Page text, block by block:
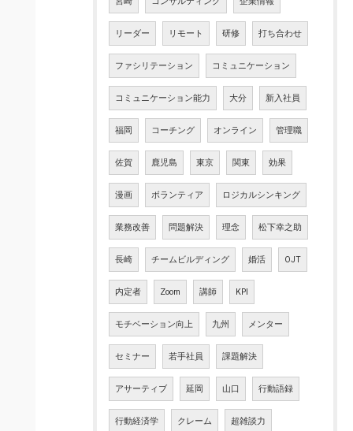
リーダー リモート 研修 打ち合わせ
ファシリテーション コミュニケーション
コミュニケーション能力 大分 新入社員
福岡 コーチング オンライン 管理職
佐賀 鹿児島 東京 関東 効果
漫画 ボランティア ロジカルシンキング
業務改善 問題解決 理念 松下幸之助
長崎 チームビルディング 婚活 OJT
内定者 Zoom 講師 KPI
モチベーション向上 九州 メンター
セミナー 若手社員 課題解決
アサーティブ 延岡 山口 行動語録
行動経済学 クレーム 超雑談力